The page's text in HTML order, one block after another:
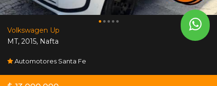
Volkswagen Up
MT, 2015, Nafta
Automotores Santa Fe